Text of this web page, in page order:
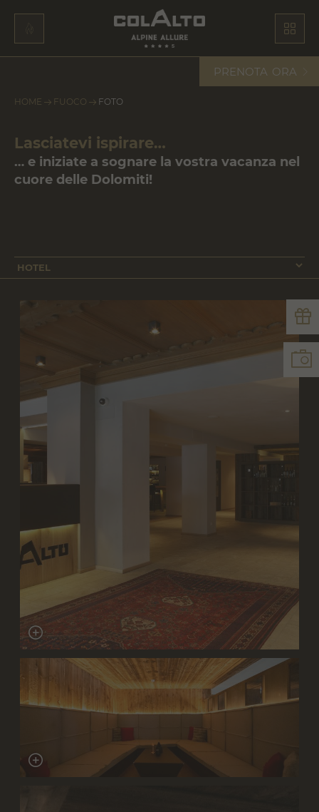
PRENOTA ORA
HOME FUOCO FOTO
Lasciatevi ispirare…
… e iniziate a sognare la vostra vacanza nel
cuore delle Dolomiti!